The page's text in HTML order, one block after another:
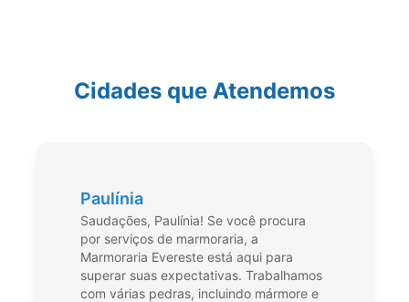
Cidades que Atendemos
Paulínia
Saudações, Paulínia! Se você procura
por serviços de marmoraria, a
Marmoraria Evereste está aqui para
superar suas expectativas. Trabalhamos
com várias pedras, incluindo mármore e